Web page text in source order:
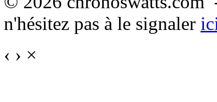
n'hésitez pas à le signaler
‹ › ×